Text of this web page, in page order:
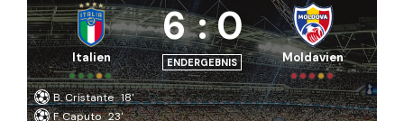
Italien
6 :0
ENDERGEBNIS Moldavien
B. Cristante 18'
F. Caputo 23'